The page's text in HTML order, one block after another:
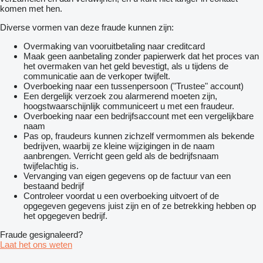
komen met hen.
Diverse vormen van deze fraude kunnen zijn:
Overmaking van vooruitbetaling naar creditcard
Maak geen aanbetaling zonder papierwerk dat het proces van
het overmaken van het geld bevestigt, als u tijdens de
communicatie aan de verkoper twijfelt.
Overboeking naar een tussenpersoon ("Trustee" account)
Een dergelijk verzoek zou alarmerend moeten zijn,
hoogstwaarschijnlijk communiceert u met een fraudeur.
Overboeking naar een bedrijfsaccount met een vergelijkbare
naam
Pas op, fraudeurs kunnen zichzelf vermommen als bekende
bedrijven, waarbij ze kleine wijzigingen in de naam
aanbrengen. Verricht geen geld als de bedrijfsnaam
twijfelachtig is.
Vervanging van eigen gegevens op de factuur van een
bestaand bedrijf
Controleer voordat u een overboeking uitvoert of de
opgegeven gegevens juist zijn en of ze betrekking hebben op
het opgegeven bedrijf.
Fraude gesignaleerd?
Laat het ons weten